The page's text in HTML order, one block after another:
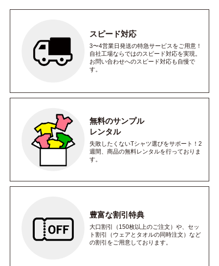
スピード対応
3〜4営業日発送の特急サービスをご用意！
自社工場ならではのスピード対応を実現。
お問い合わせへのスピード対応も自慢で
す。
無料のサンプル
レンタル
失敗したくないTシャツ選びをサポート！2
週間、商品の無料レンタルを行っておりま
す。
豊富な割引特典
大口割引（150枚以上のご注文）や、セッ
ト割引（ウェアとタオルの同時注文）など
の割引をご用意しております。